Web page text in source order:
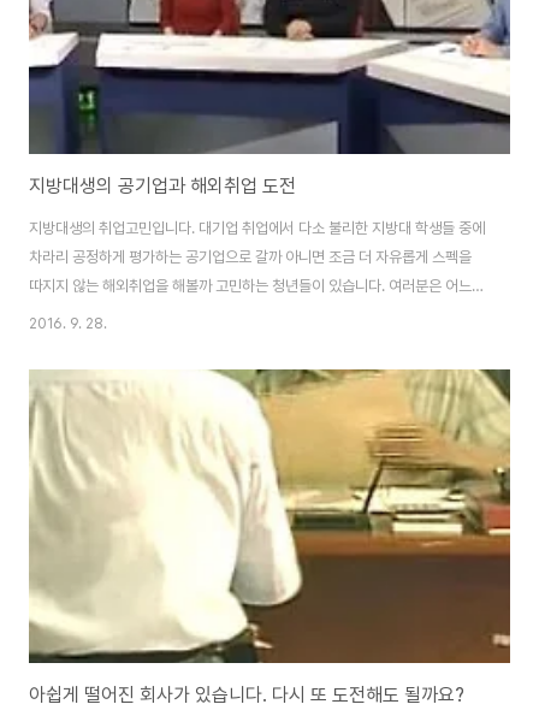
지방대생의 공기업과 해외취업 도전
지방대생의 취업고민입니다. 대기업 취업에서 다소 불리한 지방대 학생들 중에
차라리 공정하게 평가하는 공기업으로 갈까 아니면 조금 더 자유롭게 스펙을
따지지 않는 해외취업을 해볼까 고민하는 청년들이 있습니다. 여러분은 어느
쪽을 응원해주고 싶으세요. 지방대 학생들의 선택! 공기업 VS 해외취업 주제1.
공기업에 지원 VS 지방대생들이 앞서갈 수 있는 제도가 아니라 그냥 같은 선
위에 서게 해주는 방식이라는 것 - 높은 토익 점수나 공모전 수상 경력 같은 계
량화된 스펙도 필요 없는 해외 취업 VS 실제로 국내 취업에 비해서 해외 스펙
이 부족해도 가능한가? - K-MOVE의 실효성 VS K-MOVE 실효성의 의문 주
제2. 경쟁 -..
2016. 9. 28.
아쉽게 떨어진 회사가 있습니다. 다시 또 도전해도 될까요?